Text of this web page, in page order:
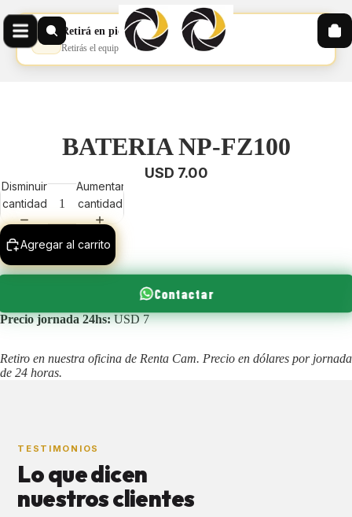
📦 Retirá en pickup
Retirás el equipo en nuestro pickup
BATERIA NP-FZ100
USD 7.00
Disminuir
cantidad
Aumentar
cantidad
Agregar al carrito
Contactar
Precio jornada 24hs:USD 7
Retiro en nuestra oficina de Renta Cam. Precio en dólares por jornada
de 24 horas.
TESTIMONIOS
Lo que dicen
nuestros clientes